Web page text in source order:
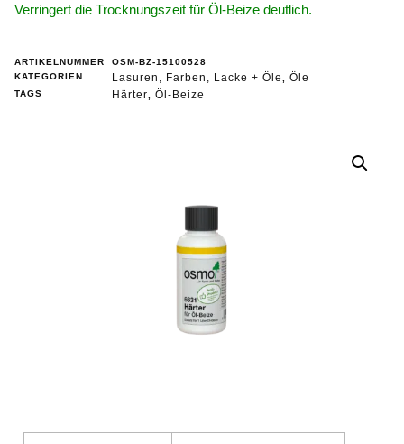
Verringert die Trocknungszeit für Öl-Beize deutlich.
ARTIKELNUMMER
OSM-BZ-15100528
KATEGORIEN
Lasuren, Farben, Lacke + Öle Öle
TAGS Härter Öl-Beize